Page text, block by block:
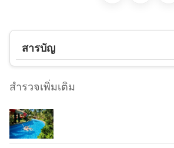
สารบัญ
สำรวจเพิ่มเติม